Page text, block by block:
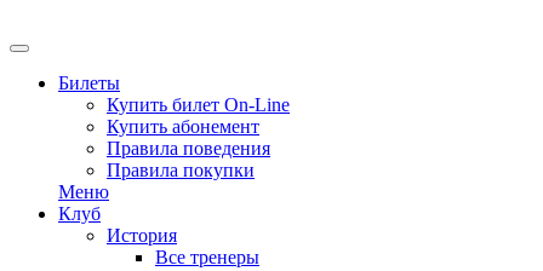
Билеты
Купить билет On-Line
Купить абонемент
Правила поведения
Правила покупки
Меню
Клуб
История
Все тренеры